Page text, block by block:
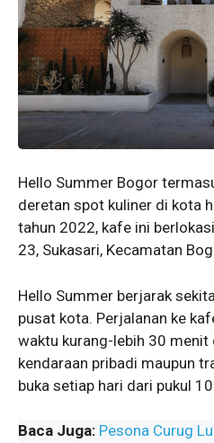
Hello Summer Bogor
deretan spot kuliner di kota
tahun 2022, kafe ini
23, Sukasari, Kecamatan
Hello Summer berjarak
pusat kota. Perjalanan ke
waktu kurang-lebih 30 menit
kendaraan pribadi maupun
buka setiap hari dari pukul
Baca Juga: Pesona Curug